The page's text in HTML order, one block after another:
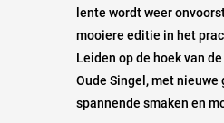
lente wordt weer
mooiere editie in het
Leiden op de hoek van
Oude Singel, met nieuwe
spannende smaken en